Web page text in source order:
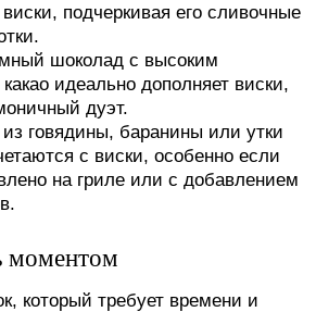
подчеркивая его сливочные
шоколад с высоким
идеально дополняет виски,
дуэт.
говядины, баранины или утки
с виски, особенно если
на гриле или с добавлением
моментом
который требует времени и